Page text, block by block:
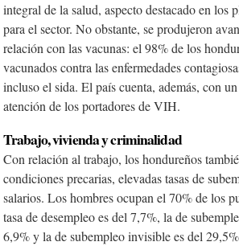
integral de la salud, aspecto destacado en los
para el sector. No obstante, se produjeron
relación con las vacunas: el 98% de los
vacunados contra las enfermedades
incluso el sida. El país cuenta, además, con
atención de los portadores de VIH.
Trabajo, vivienda y criminalidad
Con relación al trabajo, los hondureños
condiciones precarias, elevadas tasas de
salarios. Los hombres ocupan el 70% de los
tasa de desempleo es del 7,7%, la de
6,9% y la de subempleo invisible es del